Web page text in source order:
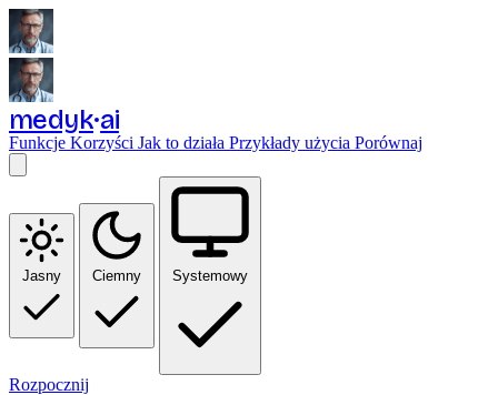
medyk ai
Funkcje Korzyści Jak to działa Przykłady użycia Porównaj
Jasny Ciemny Systemowy
Rozpocznij